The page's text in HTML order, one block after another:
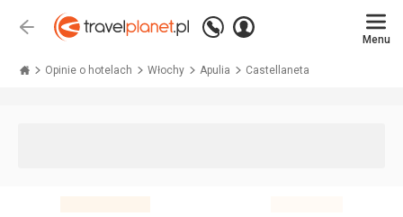
Wstecz
Zadzwoń
+48 71 771 76 55
Zaloguj
Menu
Opinie o hotelach Włochy Apulia Castellaneta